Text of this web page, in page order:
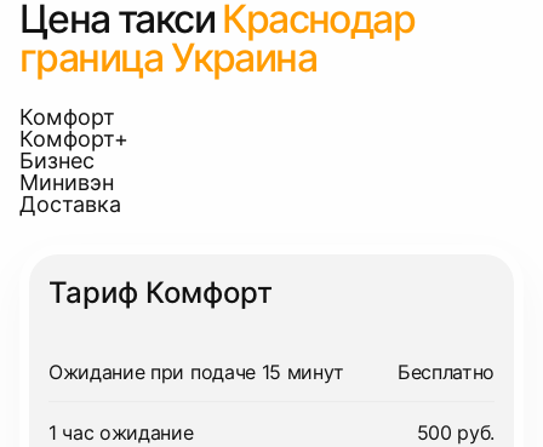
Цена такси Краснодар
граница Украина
Комфорт
Комфорт+
Бизнес
Минивэн
Доставка
Тариф Комфорт
Ожидание при подаче 15 минут Бесплатно
1 час ожидание 500 руб.